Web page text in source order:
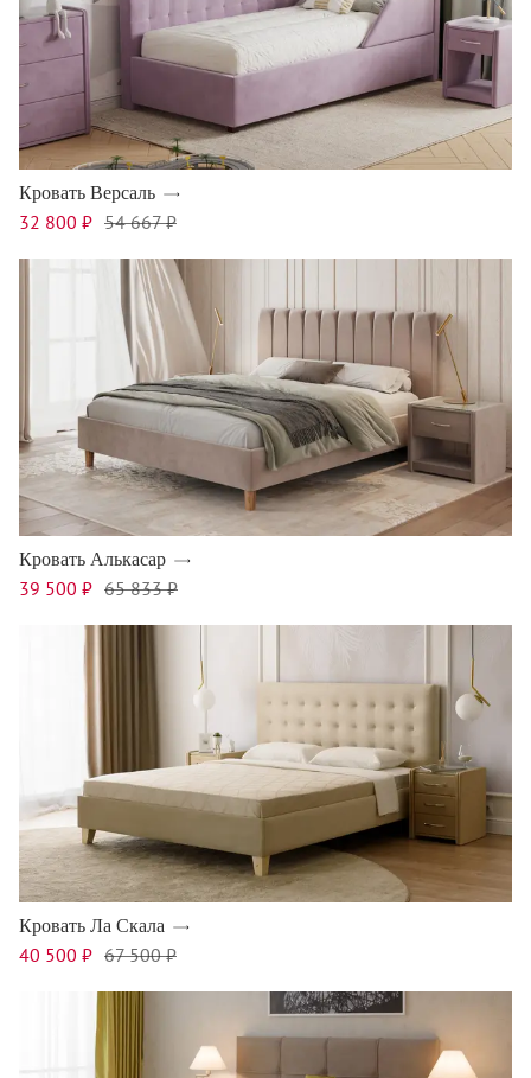
Кровать Версаль
32 800 ₽ 54 667 ₽
Кровать Алькасар
39 500 ₽ 65 833 ₽
Кровать Ла Скала
40 500 ₽ 67 500 ₽